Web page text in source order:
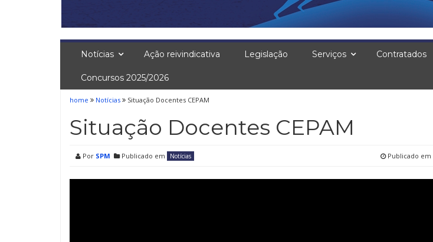
Notícias Ação reivindicativa Legislação Serviços Contratados
Concursos 2025/2026
home Notícias Situação Docentes CEPAM
Situação Docentes CEPAM
Por SPM Publicado em Notícias Publicado em